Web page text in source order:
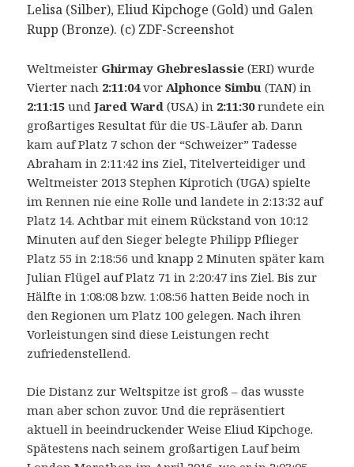
Lelisa (Silber), Eliud Kipchoge (Gold) und Galen
Rupp (Bronze). (c) ZDF-Screenshot
Weltmeister Ghirmay Ghebreslassie (ERI) wurde
Vierter nach 2:11:04vorAlphonce Simbu (TAN) in
2:11:15 und Jared Ward (USA) in 2:11:30rundete ein
großartiges Resultat für die US-Läufer ab. Dann
kam auf Platz 7 schon der “Schweizer” Tadesse
Abraham in 2:11:42 ins Ziel, Titelverteidiger und
Weltmeister 2013 Stephen Kiprotich (UGA) spielte
im Rennen nie eine Rolle und landete in 2:13:32 auf
Platz 14. Achtbar mit einem Rückstand von 10:12
Minuten auf den Sieger belegte Philipp Pflieger
Platz 55 in 2:18:56 und knapp 2 Minuten später kam
Julian Flügel auf Platz 71 in 2:20:47 ins Ziel. Bis zur
Hälfte in 1:08:08 bzw. 1:08:56 hatten Beide noch in
den Regionen um Platz 100 gelegen. Nach ihren
Vorleistungen sind diese Leistungen recht
zufriedenstellend.
Die Distanz zur Weltspitze ist groß – das wusste
man aber schon zuvor. Und die repräsentiert
aktuell in beeindruckender Weise Eliud Kipchoge.
Spätestens nach seinem großartigen Lauf beim